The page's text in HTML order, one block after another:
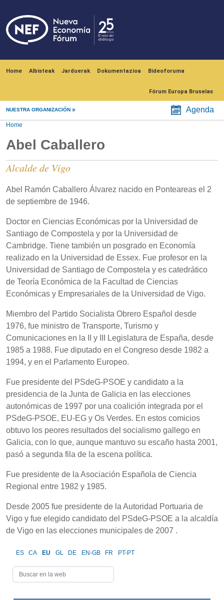
Home Albisteak Jarduerak Dokumentazioa Bideoforuma
Fórum Europa Bruselas
NUESTRA ORGANIZACIÓN Agenda
Home
Abel Caballero
Alcalde de Vigo
Abel Ramón Caballero Álvarez nacido en Ponteareas el 2
de septiembre de 1946.
Doctor en Ciencias Económicas por la Universidad de
Santiago de Compostela y por la Universidad de
Cambridge. Tiene también un posgrado en Economía
realizado en la Universidad de Essex. Fue profesor en la
Universidad de Santiago de Compostela y es catedrático
de Teoría Económica de la Facultad de Ciencias
Económicas y Empresariales de la Universidad de Vigo.
Miembro del Partido Socialista Obrero Español desde
1976, fue ministro de Transporte, Turismo y
Comunicaciones en la II y III Legislatura de España, desde
1985 a 1988. Fue diputado en el Congreso desde 1982 a
1994, y en el Parlamento Europeo.
Fue presidente del PSdeG-PSOE y candidato a la
presidencia de la Junta de Galicia en las elecciones
autonómicas de 1997 por una coalición integrada por el
PSdeG-PSOE, EU-EG y Os Verdes. En estos comicios
obtuvo los peores resultados del socialismo gallego en
Galicia, con lo que, aunque mantuvo su escaño hasta 2001,
pasó a segunda fila de la escena política.
Fue presidente de la Asociación Española de Ciencia
Regional entre 1982 y 1985.
Desde 2005 fue presidente de la Autoridad Portuaria de
Vigo y fue elegido candidato del PSdeG-PSOE a la alcaldía
de Vigo en las elecciones municipales de 2007 .
ES CA EU GL DE EN-GB FR PT-PT